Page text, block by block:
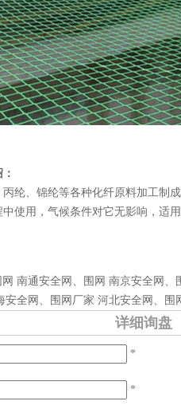
丙纶、锦纶等各种化纤原料加工制
使用，气候条件对它无影响，适
南通安全网、围网 南京安全网、
安全网、围网厂家 河北安全网、围
详细询盘
*
*